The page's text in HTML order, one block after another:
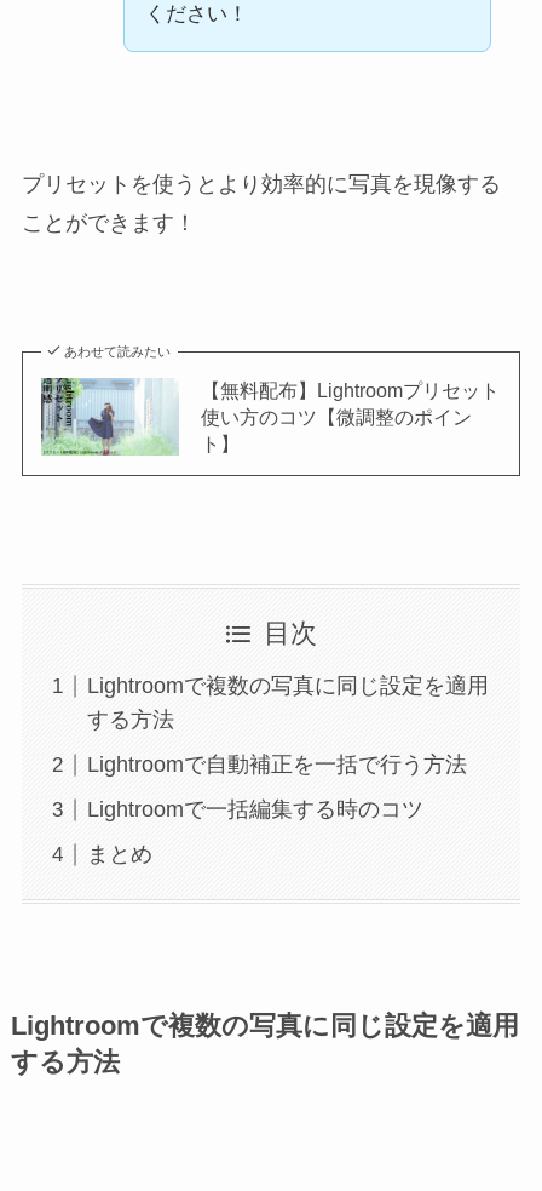
ください！
プリセットを使うとより効率的に写真を現像する
ことができます！
あわせて読みたい
【無料配布】Lightroomプリセット
使い方のコツ【微調整のポイン
ト】
目次
Lightroomで複数の写真に同じ設定を適用
する方法
Lightroomで自動補正を一括で行う方法
Lightroomで一括編集する時のコツ
まとめ
Lightroomで複数の写真に同じ設定を適用
する方法